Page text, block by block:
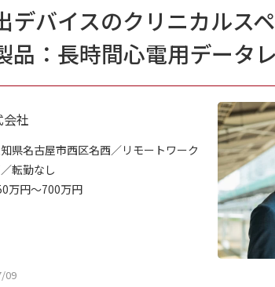
デバイスのクリニカルス
品：長時間心電用データ
社
県名古屋市西区名西／リモートワーク
転勤なし
万円～700万円
09